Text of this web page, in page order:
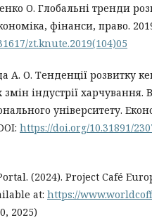
О. Глобальні тренди
фінанси, право.
zt.knute.2019(104)05
А. О. Тенденції розвитку
індустрії харчування.
університету.
https://doi.org/10.31891/
(2024). Project Café
at: https://
2025)